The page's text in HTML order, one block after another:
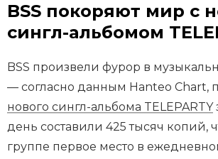
BSS покоряют мир с
сингл-альбомом
BSS произвели фурор в
— согласно данным Hanteo Chart,
нового сингл-альбома TELEPARTY
день составили 425 тысяч копий,
группе первое место в